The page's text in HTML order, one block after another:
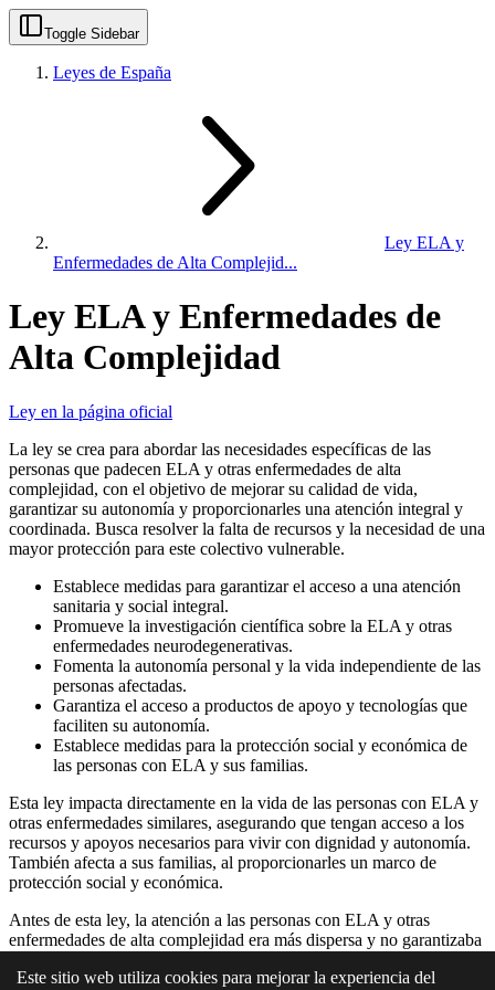
Toggle Sidebar
Leyes de España
Ley ELA y
Enfermedades de Alta Complejid...
Ley ELA y Enfermedades de
Alta Complejidad
Ley en la página oficial
La ley se crea para abordar las necesidades específicas de las
personas que padecen ELA y otras enfermedades de alta
complejidad, con el objetivo de mejorar su calidad de vida,
garantizar su autonomía y proporcionarles una atención integral y
coordinada. Busca resolver la falta de recursos y la necesidad de una
mayor protección para este colectivo vulnerable.
Establece medidas para garantizar el acceso a una atención
sanitaria y social integral.
Promueve la investigación científica sobre la ELA y otras
enfermedades neurodegenerativas.
Fomenta la autonomía personal y la vida independiente de las
personas afectadas.
Garantiza el acceso a productos de apoyo y tecnologías que
faciliten su autonomía.
Establece medidas para la protección social y económica de
las personas con ELA y sus familias.
Esta ley impacta directamente en la vida de las personas con ELA y
otras enfermedades similares, asegurando que tengan acceso a los
recursos y apoyos necesarios para vivir con dignidad y autonomía.
También afecta a sus familias, al proporcionarles un marco de
protección social y económica.
Antes de esta ley, la atención a las personas con ELA y otras
enfermedades de alta complejidad era más dispersa y no garantizaba
busca superar esas deficiencias y establecer un marco legal más
Este sitio web utiliza cookies para mejorar la experiencia del